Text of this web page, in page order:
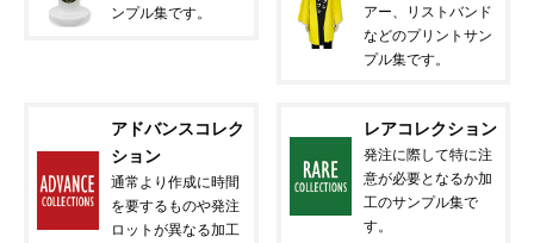
ンプル集です。
アー、リストバンド
などのプリントサン
プル集です。
アドバンスコレク
ション
通常より作成に時間
を要するものや発注
ロットが異なる加工
レアコレクション
発注に際して特に注
意が必要となるか加
工のサンプル集で
す。